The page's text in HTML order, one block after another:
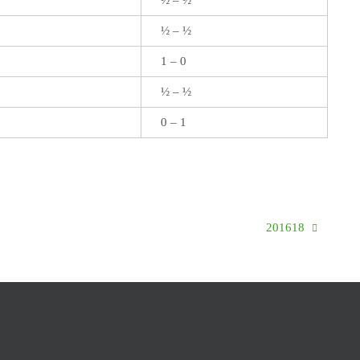
½ – ½
1 – 0
½ – ½
0 – 1
201618